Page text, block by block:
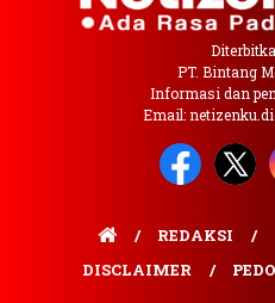
PT. Bintang
Informasi dan
Email:
REDAKSI
DISCLAIMER